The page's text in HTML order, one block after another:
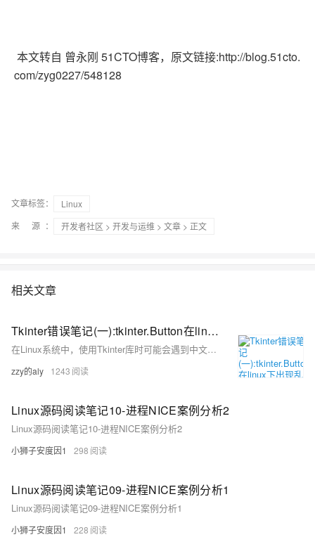
本文转自 曾永刚 51CTO博客，原文链接:http://blog.51cto.
com/zyg0227/548128
文章标签：
Linux
来 源：
开发者社区 > 开发与运维 > 文章 > 正文
相关文章
Tkinter错误笔记(一):tkinter.Button在linux下出现乱码
在Linux系统中，使用Tkinter库时可能会遇到中文显示乱码的问题，这通常是由于字体支持问题导致的，可以通过更换支持中文的字体来解决。
zzy的aly 1243
Linux源码阅读笔记10-进程NICE案例分析2
Linux源码阅读笔记10-进程NICE案例分析2
小狮子安度因1 298
Linux源码阅读笔记09-进程NICE案例分析1
Linux源码阅读笔记09-进程NICE案例分析1
小狮子安度因1 228